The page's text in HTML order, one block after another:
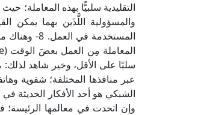
التقليدية سلبيًّا بهذه المعاملة؛
والمسؤولية اللَّذَين بهما يمكن
المستخدمة
سلبًا على الأقل، وخير شاهد لذلك:
عبر منافذها المختلفة؛ شفوية
الشبكي هو أحد الأفكار الحديثة
وإن اتحدت في معالمها الرئيسة؛